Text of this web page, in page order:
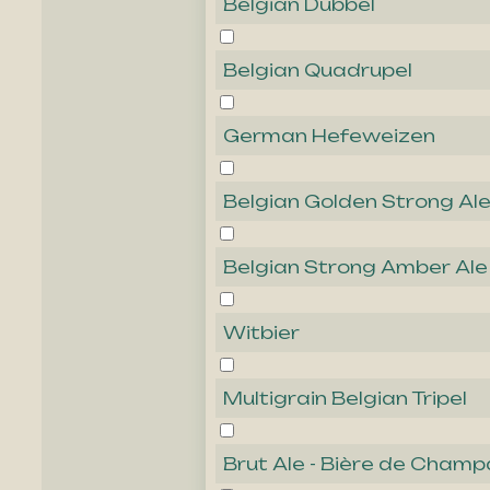
Belgian Dubbel
Belgian Quadrupel
German Hefeweizen
Belgian Golden Strong Ale
Belgian Strong Amber Ale
Witbier
Multigrain Belgian Tripel
Brut Ale - Bière de